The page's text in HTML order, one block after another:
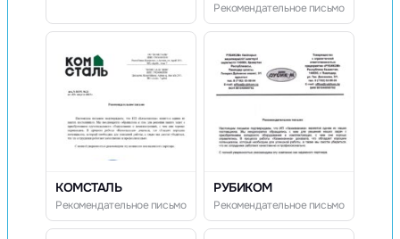
Рекомендательное письмо
КОМСТАЛЬ
Рекомендательное письмо
РУБИКОМ
Рекомендательное письмо